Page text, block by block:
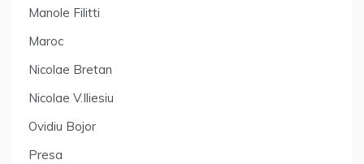
Manole Filitti
Maroc
Nicolae Bretan
Nicolae V.Iliesiu
Ovidiu Bojor
Presa